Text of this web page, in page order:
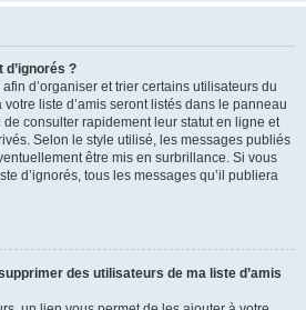
d’ignorés ?
d’organiser et trier certains utilisateurs du
liste d’amis seront listés dans le panneau
consulter rapidement leur statut en ligne et
Selon le style utilisé, les messages publiés
être mis en surbrillance. Si vous
d’ignorés, tous les messages qu’il publiera
des utilisateurs de ma liste d’amis